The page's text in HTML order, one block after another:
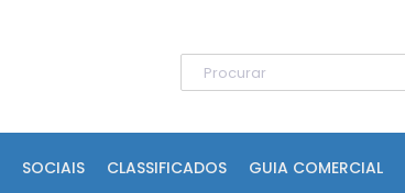
SOCIAIS CLASSIFICADOS GUIA COMERCIAL